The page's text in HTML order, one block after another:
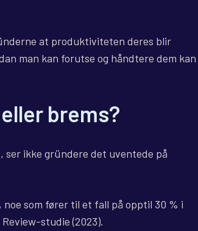
at produktiviteten deres blir
man kan forutse og håndtere dem kan
brems?
ser ikke gründere det uventede på
som fører til et fall på opptil 30 % i
studie (2023).